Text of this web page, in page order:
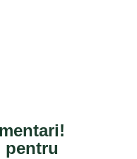
pentru